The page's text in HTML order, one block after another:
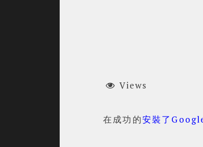
Views
在成功的安裝了